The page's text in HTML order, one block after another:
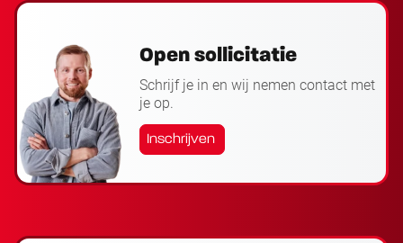
Open sollicitatie
Schrijf je in en wij nemen contact met
je op.
Inschrijven